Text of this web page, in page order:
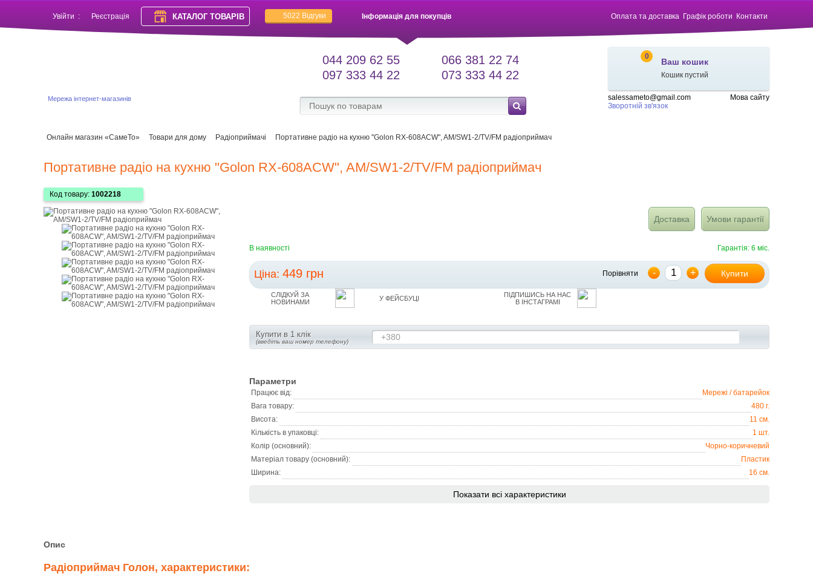
Увійти : Реєстрація КАТАЛОГ ТОВАРІВ 5022 Відгуки Оплата та доставка Графік роботи Контакти
Інформація для покупців
Мережа інтернет-магазинів
0
Ваш кошик
Кошик пустий
salessameto@gmail.com
Зворотній зв'язок
Мова сайту
044 209 62 55
097 333 44 22
066 381 22 74
073 333 44 22
Онлайн магазин «СамеТо» Товари для дому Радіоприймачі Портативне радіо на кухню "Golon RX-608ACW", AM/SW1-2/TV/FM радіоприймач
Портативне радіо на кухню "Golon RX-608ACW", AM/SW1-2/TV/FM радіоприймач
Код товару: 1002218
Доставка Умови гарантії
В наявності Гарантія: 6 міс.
Ціна: 449 грн Порівняти - + Купити
СЛІДКУЙ ЗА
НОВИНАМИ
У ФЕЙСБУЦІ
ПІДПИШИСЬ НА НАС
В ІНСТАГРАМІ
Купити в 1 клік
(введіть ваш номер телефону) +380
Параметри
Працює від:
Мережі / батарейок
Вага товару:
480 г.
Висота:
11 см.
Кількість в упаковці:
1 шт.
Колір (основний):
Чорно-коричневий
Матеріал товару (основний):
Пластик
Ширина:
16 см.
Показати всі характеристики
Опис
Радіоприймач Голон, характеристики: